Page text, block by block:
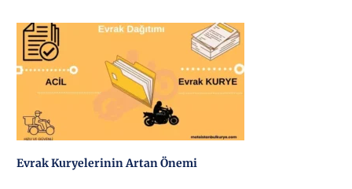
Evrak Kuryelerinin Artan Önemi